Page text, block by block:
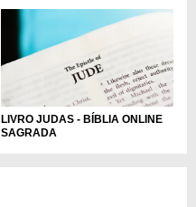
LIVRO JUDAS - BÍBLIA ONLINE
SAGRADA